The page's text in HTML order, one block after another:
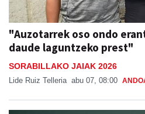
"Auzotarrek oso ondo
daude laguntzeko prest"
SORABILLAKO JAIAK 2026
Lide Ruiz Telleria abu 07, 08:00